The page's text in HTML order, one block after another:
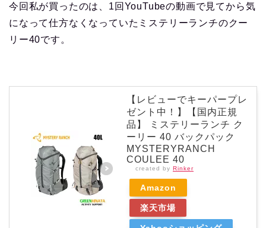
今回私が買ったのは、1回YouTubeの動画で見てから気
になって仕方なくなっていたミステリーランチのクー
リー40です。
【レビューでキーパープレ
ゼント中！】【国内正規
品】 ミステリーランチ ク
ーリー 40 バックパック
MYSTERYRANCH
COULEE 40
created by Rinker
Amazon
楽天市場